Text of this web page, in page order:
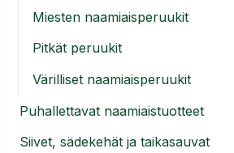
Miesten naamiaisperuukit
Pitkät peruukit
Värilliset naamiaisperuukit
Puhallettavat naamiaistuotteet
Siivet, sädekehät ja taikasauvat